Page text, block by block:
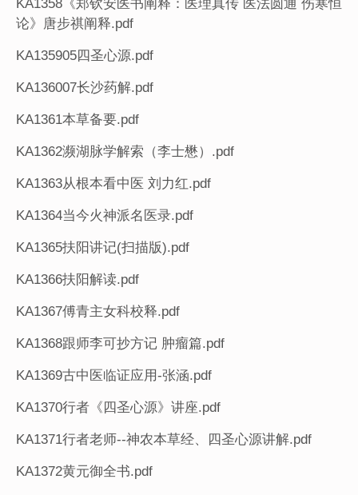
KA1358《郑钦安医书阐释：医理真传 医法圆通 伤寒恒
论》唐步祺阐释.pdf
KA135905四圣心源.pdf
KA136007长沙药解.pdf
KA1361本草备要.pdf
KA1362濒湖脉学解索（李士懋）.pdf
KA1363从根本看中医 刘力红.pdf
KA1364当今火神派名医录.pdf
KA1365扶阳讲记(扫描版).pdf
KA1366扶阳解读.pdf
KA1367傅青主女科校释.pdf
KA1368跟师李可抄方记 肿瘤篇.pdf
KA1369古中医临证应用-张涵.pdf
KA1370行者《四圣心源》讲座.pdf
KA1371行者老师--神农本草经、四圣心源讲解.pdf
KA1372黄元御全书.pdf